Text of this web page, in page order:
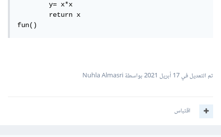
	y= x*x
	return x
fun()
تم التعديل في17 أبريل 2021 بواسطة Nuhla Almasri
اقتباس